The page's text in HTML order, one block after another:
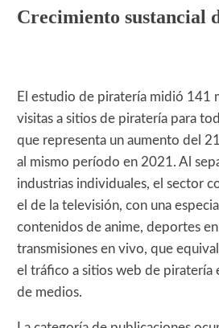
Crecimiento sustancial
El estudio de piratería midió 141
visitas a sitios de piratería para
que representa un aumento del
al mismo período en 2021. Al
industrias individuales, el sector
el de la televisión, con una
contenidos de anime, deportes
transmisiones en vivo, que
el tráfico a sitios web de piratería
de medios.